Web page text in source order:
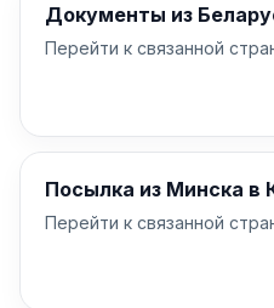
Документы из
Перейти к связанной
Посылка из Минска в
Перейти к связанной